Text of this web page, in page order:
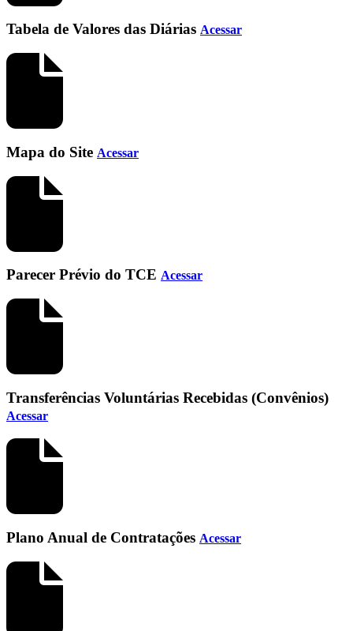
Tabela de Valores das Diárias Acessar
Mapa do Site Acessar
Parecer Prévio do TCE Acessar
Transferências Voluntárias Recebidas (Convênios)
Acessar
Plano Anual de Contratações Acessar